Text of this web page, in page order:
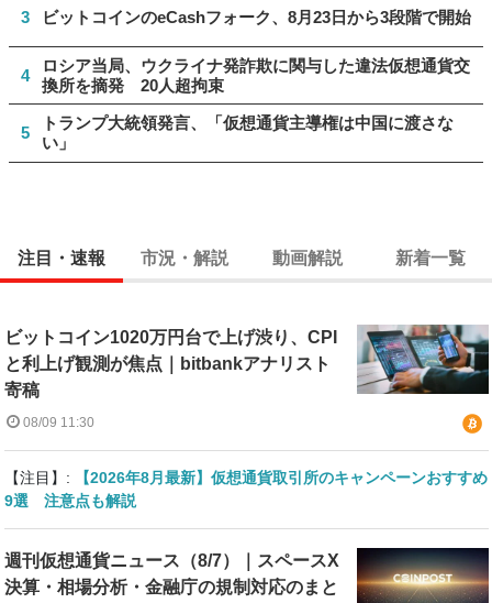
3 ビットコインのeCashフォーク、8月23日から3段階で開始
4
ロシア当局、ウクライナ発詐欺に関与した違法仮想通貨交
換所を摘発 20人超拘束
5
トランプ大統領発言、「仮想通貨主導権は中国に渡さな
い」
注目・速報 市況・解説 動画解説 新着一覧
ビットコイン1020万円台で上げ渋り、CPI
と利上げ観測が焦点｜bitbankアナリスト
寄稿
08/09 11:30
【注目】:
【2026年8月最新】仮想通貨取引所のキャンペーンおすすめ
9選 注意点も解説
週刊仮想通貨ニュース（8/7）｜スペースX
決算・相場分析・金融庁の規制対応のまと